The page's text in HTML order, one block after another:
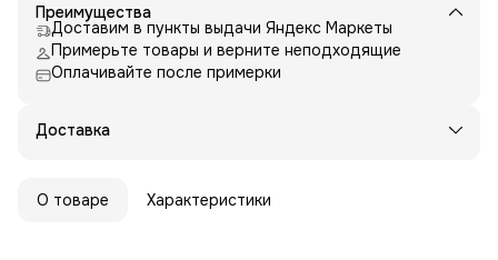
Преимущества
Доставим в пункты выдачи Яндекс Маркеты
Примерьте товары и верните неподходящие
Оплачивайте после примерки
Доставка
О товаре Характеристики